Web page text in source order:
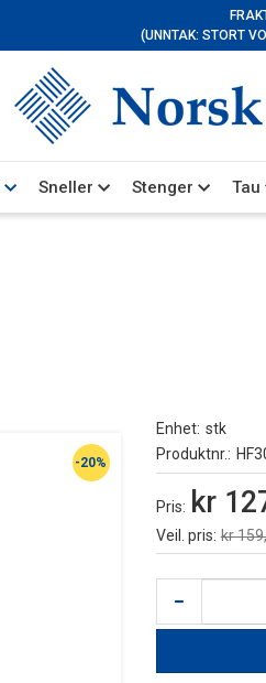
(UNNTAK: STORT
Sneller Stenger Tau
-20%
Enhet stk
Produktnr.
Pris kr
Veil. pris kr